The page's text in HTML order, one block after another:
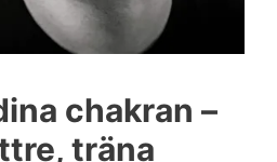
chakran –
träna